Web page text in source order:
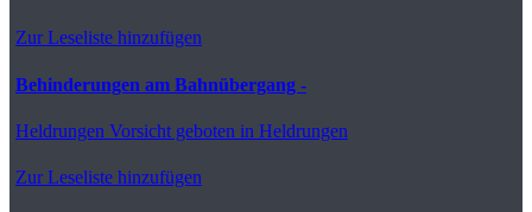
Zur Leseliste hinzufügen
Behinderungen am Bahnübergang -
Heldrungen Vorsicht geboten in Heldrungen
Zur Leseliste hinzufügen